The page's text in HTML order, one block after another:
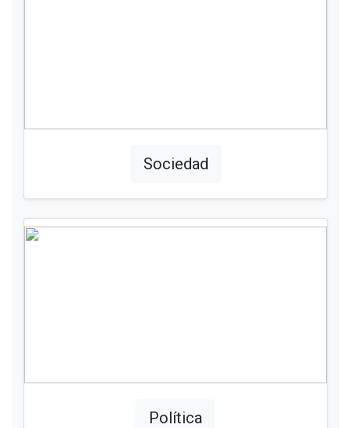
Sociedad
Política